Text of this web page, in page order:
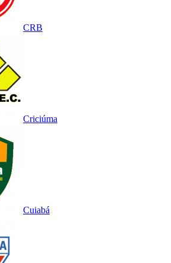
CRB
Criciúma
Cuiabá